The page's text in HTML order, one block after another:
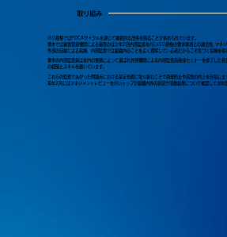
取り組み
ISO規格ではPDCAサイクルを通じて継続的な改善を図ることが求められています。
栗本では審査登録機関による審査のほか年2回内部監査を行いISO規格の要求事項との適合性､マネ
外部の目線による指摘、内部監査では組織内のことをよく理解している者だからこそ気づく指摘を得
栗本の内部監査員は社内の推薦によって選ばれ外部機関による内部監査員養成セミナーを修了した
の経験とスキルを磨いています。
これらの監査であがった問題点における是正処置に取り組むことで再発防止や品質の向上を目指しま
毎年2月にはマネジメントレビューを行いトップが組織内外の状況や活動結果について確認して次年